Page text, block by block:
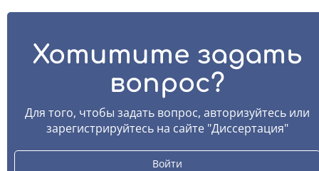
Хотитите задать
вопрос?
Для того, чтобы задать вопрос, авторизуйтесь или
зарегистрируйтесь на сайте "Диссертация"
Войти